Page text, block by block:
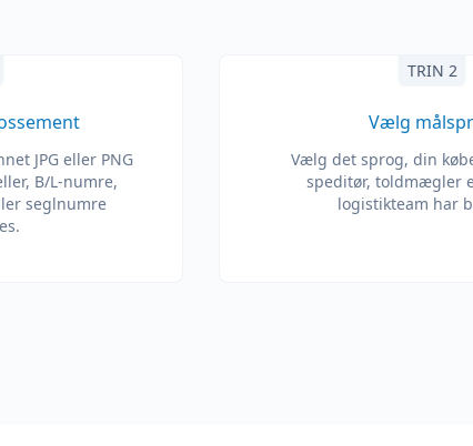
JPG eller PNG
B/L-numre,
seglnumre
TRIN 2
Vælg
Vælg det sprog, din
speditør, toldmægler
logistikteam har